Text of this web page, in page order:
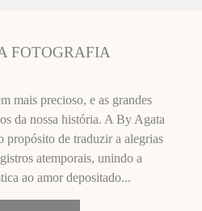
FOTOGRAFIA
mais precioso, e as grandes
da nossa história. A By Agata
propósito de traduzir a alegrias
atemporais, unindo a
ao amor depositado...